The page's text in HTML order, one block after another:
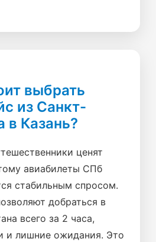
выбрать
из Санкт-
в Казань?
ценят
авиабилеты СПб
стабильным спросом.
добраться в
всего за 2 часа,
и лишние ожидания. Это